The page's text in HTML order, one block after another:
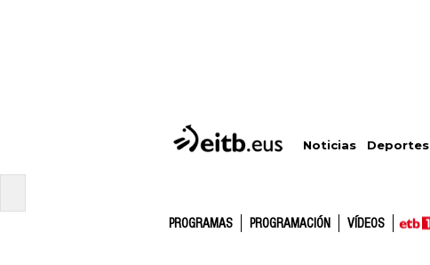
Noticias Deportes
PROGRAMAS PROGRAMACIÓN VÍDEOS